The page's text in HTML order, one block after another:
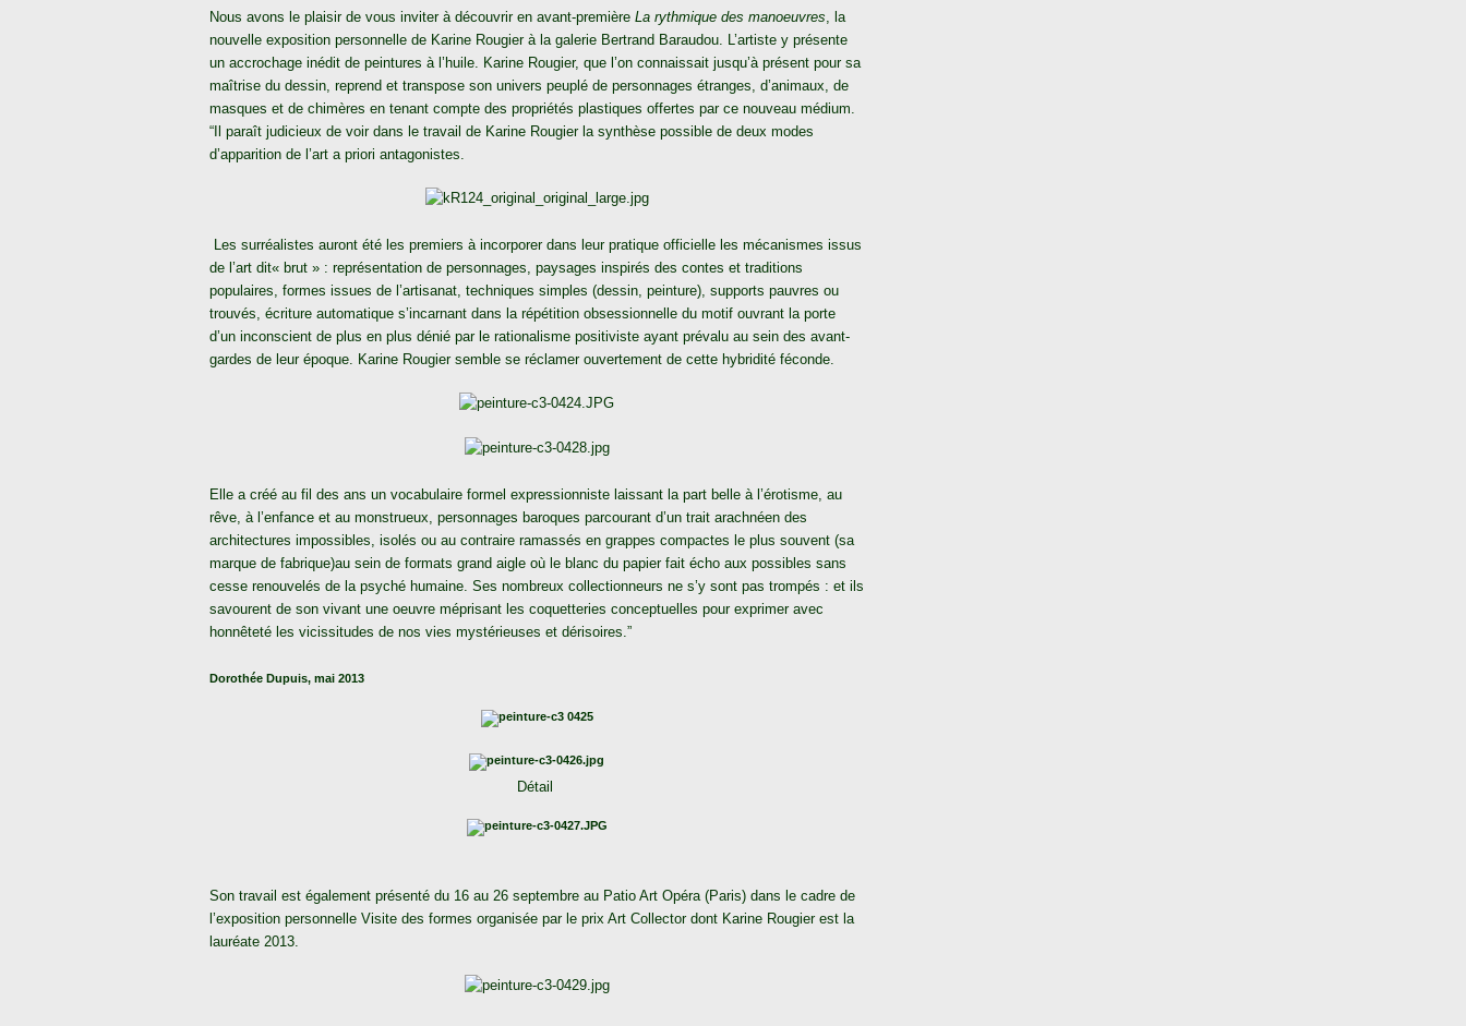
Nous avons le plaisir de vous inviter à découvrir en avant-première La rythmique des manoeuvres, la
nouvelle exposition personnelle de Karine Rougier à la galerie Bertrand Baraudou. L’artiste y présente
un accrochage inédit de peintures à l’huile. Karine Rougier, que l’on connaissait jusqu’à présent pour sa
maîtrise du dessin, reprend et transpose son univers peuplé de personnages étranges, d’animaux, de
masques et de chimères en tenant compte des propriétés plastiques offertes par ce nouveau médium.
“Il paraît judicieux de voir dans le travail de Karine Rougier la synthèse possible de deux modes
d’apparition de l’art a priori antagonistes.
Les surréalistes auront été les premiers à incorporer dans leur pratique officielle les mécanismes issus
de l’art dit« brut » : représentation de personnages, paysages inspirés des contes et traditions
populaires, formes issues de l’artisanat, techniques simples (dessin, peinture), supports pauvres ou
trouvés, écriture automatique s’incarnant dans la répétition obsessionnelle du motif ouvrant la porte
d’un inconscient de plus en plus dénié par le rationalisme positiviste ayant prévalu au sein des avant-
gardes de leur époque. Karine Rougier semble se réclamer ouvertement de cette hybridité féconde.
Elle a créé au fil des ans un vocabulaire formel expressionniste laissant la part belle à l’érotisme, au
rêve, à l’enfance et au monstrueux, personnages baroques parcourant d’un trait arachnéen des
architectures impossibles, isolés ou au contraire ramassés en grappes compactes le plus souvent (sa
marque de fabrique)au sein de formats grand aigle où le blanc du papier fait écho aux possibles sans
cesse renouvelés de la psyché humaine. Ses nombreux collectionneurs ne s’y sont pas trompés : et ils
savourent de son vivant une oeuvre méprisant les coquetteries conceptuelles pour exprimer avec
honnêteté les vicissitudes de nos vies mystérieuses et dérisoires.”
Dorothée Dupuis, mai 2013
Détail
Son travail est également présenté du 16 au 26 septembre au Patio Art Opéra (Paris) dans le cadre de
l’exposition personnelle Visite des formes organisée par le prix Art Collector dont Karine Rougier est la
lauréate 2013.